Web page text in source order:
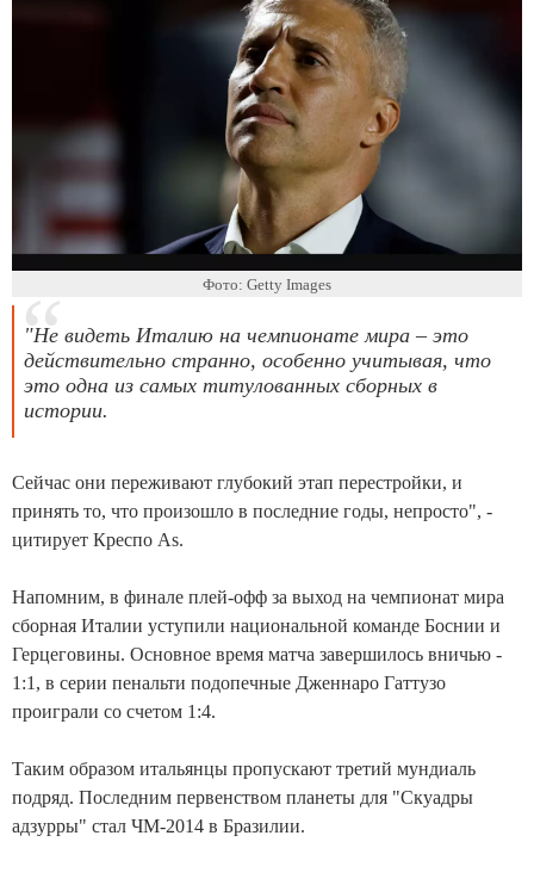
Фото: Getty Images
"Не видеть Италию на чемпионате мира – это
действительно странно, особенно учитывая, что
это одна из самых титулованных сборных в
истории.
Сейчас они переживают глубокий этап перестройки, и
принять то, что произошло в последние годы, непросто", -
цитирует Креспо As.
Напомним, в финале плей-офф за выход на чемпионат мира
сборная Италии уступили национальной команде Боснии и
Герцеговины. Основное время матча завершилось вничью -
1:1, в серии пенальти подопечные Дженнаро Гаттузо
проиграли со счетом 1:4.
Таким образом итальянцы пропускают третий мундиаль
подряд. Последним первенством планеты для "Скуадры
адзурры" стал ЧМ-2014 в Бразилии.